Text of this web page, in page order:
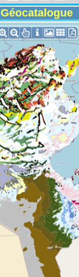
Géocatalogue